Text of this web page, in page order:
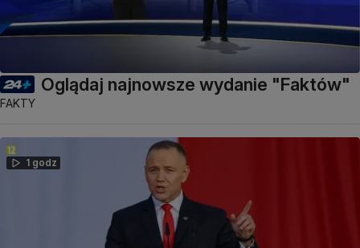
Oglądaj najnowsze wydanie "Faktów"
FAKTY
1 godz